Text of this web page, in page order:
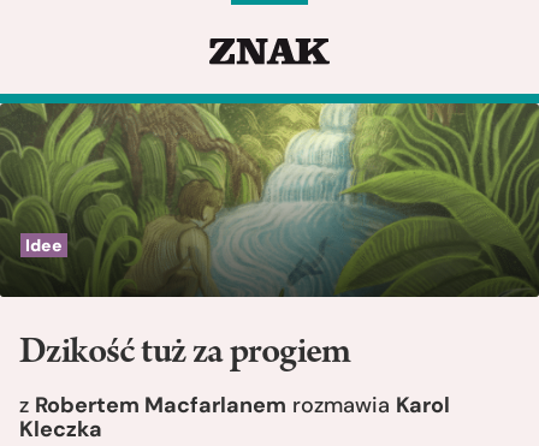
Idee
Dzikość tuż za progiem
z Robertem Macfarlanem rozmawia Karol
Kleczka